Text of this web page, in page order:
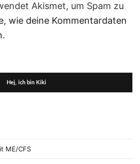
Akismet, um Spam zu
wie deine Kommentardaten
Hej, ich bin Kiki
ME/CFS